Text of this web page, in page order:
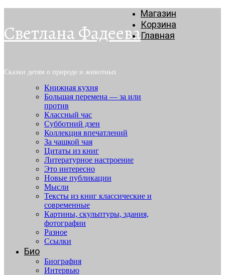
Светлана Фадеева
Сказки детям о природе и животных
Магазин
Корзина
Главная
Книжная кухня
Большая перемена — за или
против
Классный час
Субботний дзен
Коллекция впечатлений
За чашкой чая
Цитаты из книг
Литературное настроение
Это интересно
Новые публикации
Мысли
Тексты из книг классические и
современные
Картины, скульптуры, здания,
фотографии
Разное
Ссылки
Био
Биография
Интервью